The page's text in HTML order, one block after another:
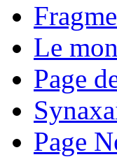
Le
Page
Page